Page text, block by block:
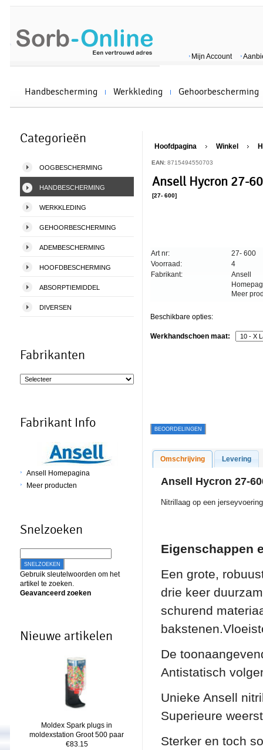
Mijn Account
Handbescherming Werkkleding Gehoorbescherming
Categorieën
OOGBESCHERMING
HANDBESCHERMING
WERKKLEDING
GEHOORBESCHERMING
ADEMBESCHERMING
HOOFDBESCHERMING
ABSORPTIEMIDDEL
DIVERSEN
Fabrikanten
Fabrikant Info
Ansell Homepagina
Meer producten
Snelzoeken
SNELZOEKEN
Gebruik sleutelwoorden om het
artikel te zoeken.
Geavanceerd zoeken
Nieuwe artikelen
Moldex Spark plugs in
moldexstation Groot 500 paar
€83.15
Hoofdpagina Winkel
EAN: 8715494550703
Ansell Hycron 27-
[27- 600]
Art nr:
Voorraad:
Fabrikant:
27- 600
4
Ansell
Meer
Beschikbare opties:
Werkhandschoen maat:
BEOORDELINGEN
Omschrijving Levering
Ansell Hycron 27-
Nitrillaag op een
Eigenschappen
Een grote,
drie keer
schurend
De
Antistatisch
Unieke Ansell
Superieure
Sterker en toch